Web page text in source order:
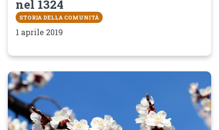
nel 1324
STORIA DELLA COMUNITÀ
1 aprile 2019